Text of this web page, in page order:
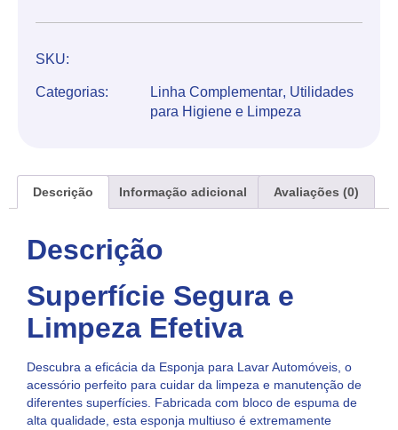
SKU:
Categorias: Linha Complementar, Utilidades
para Higiene e Limpeza
Descrição Informação adicional Avaliações (0)
Descrição
Superfície Segura e
Limpeza Efetiva
Descubra a eficácia da Esponja para Lavar Automóveis, o
acessório perfeito para cuidar da limpeza e manutenção de
diferentes superfícies. Fabricada com bloco de espuma de
alta qualidade, esta esponja multiuso é extremamente